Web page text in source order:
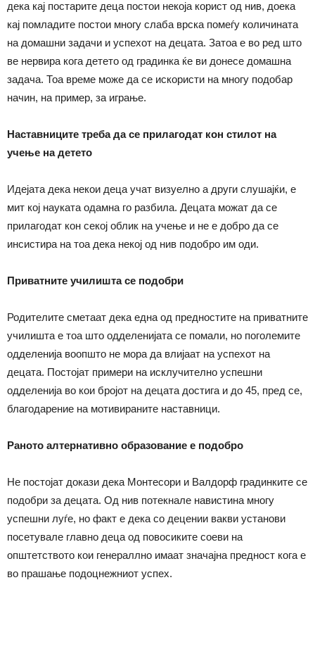
дека кај постарите деца постои некоја корист од нив, доека
кај помладите постои многу слаба врска помеѓу количината
на домашни задачи и успехот на децата. Затоа е во ред што
ве нервира кога детето од градинка ќе ви донесе домашна
задача. Тоа време може да се искористи на многу подобар
начин, на пример, за играње.
Наставниците треба да се прилагодат кон стилот на
учење на детето
Идејата дека некои деца учат визуелно а други слушајќи, е
мит кој науката одамна го разбила. Децата можат да се
прилагодат кон секој облик на учење и не е добро да се
инсистира на тоа дека некој од нив подобро им оди.
Приватните училишта се подобри
Родителите сметаат дека една од предностите на приватните
училишта е тоа што одделенијата се помали, но поголемите
одделенија воопшто не мора да влијаат на успехот на
децата. Постојат примери на исклучително успешни
одделенија во кои бројот на децата достига и до 45, пред се,
благодарение на мотивираните наставници.
Раното алтернативно образование е подобро
Не постојат докази дека Монтесори и Валдорф градинките се
подобри за децата. Од нив потекнале навистина многу
успешни луѓе, но факт е дека со децении вакви установи
посетувале главно деца од повосиките соеви на
општетството кои генераллно имаат значајна предност кога е
во прашање подоцнежниот успех.